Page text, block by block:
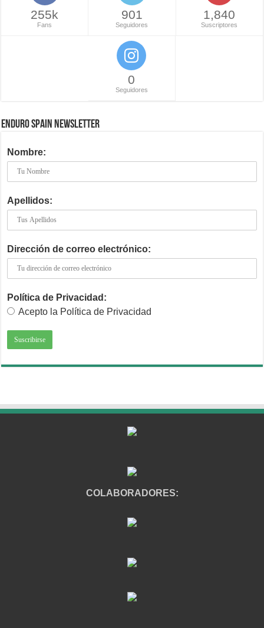
255k
Fans
901
Seguidores
1,840
Suscriptores
0
Seguidores
ENDURO SPAIN NEWSLETTER
Nombre:
Apellidos:
Dirección de correo electrónico:
Política de Privacidad:
Acepto la Política de Privacidad
COLABORADORES: